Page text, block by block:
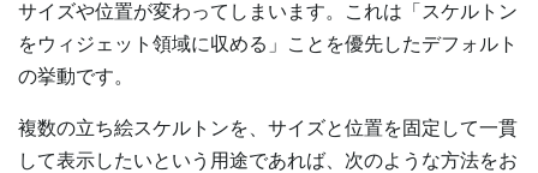
サイズや位置が変わってしまいます。これは「スケルトン
をウィジェット領域に収める」ことを優先したデフォルト
の挙動です。
複数の立ち絵スケルトンを、サイズと位置を固定して一貫
して表示したいという用途であれば、次のような方法をお